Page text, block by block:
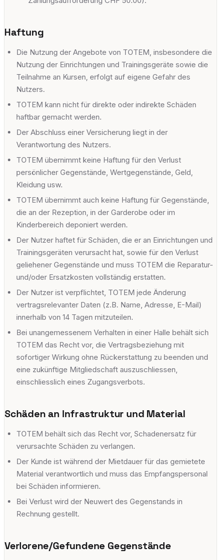
Haftung
Die Nutzung der Angebote von TOTEM, insbesondere die
Nutzung der Einrichtungen und Trainingsgeräte sowie die
Teilnahme an Kursen, erfolgt auf eigene Gefahr des
Nutzers.
TOTEM kann nicht für direkte oder indirekte Schäden
haftbar gemacht werden.
Der Abschluss einer Versicherung liegt in der
Verantwortung des Nutzers.
TOTEM übernimmt keine Haftung für den Verlust
persönlicher Gegenstände, Wertgegenstände, Geld,
Kleidung usw.
TOTEM übernimmt auch keine Haftung für Gegenstände,
die an der Rezeption, in der Garderobe oder im
Kinderbereich deponiert werden.
Der Nutzer haftet für Schäden, die er an Einrichtungen und
Trainingsgeräten verursacht hat, sowie für den Verlust
geliehener Gegenstände und muss TOTEM die Reparatur-
und/oder Ersatzkosten vollständig erstatten.
Der Nutzer ist verpflichtet, TOTEM jede Änderung
vertragsrelevanter Daten (z.B. Name, Adresse, E-Mail)
innerhalb von 14 Tagen mitzuteilen.
Bei unangemessenem Verhalten in einer Halle behält sich
TOTEM das Recht vor, die Vertragsbeziehung mit
sofortiger Wirkung ohne Rückerstattung zu beenden und
eine zukünftige Mitgliedschaft auszuschliessen,
einschliesslich eines Zugangsverbots.
Schäden an Infrastruktur und Material
TOTEM behält sich das Recht vor, Schadenersatz für
verursachte Schäden zu verlangen.
Der Kunde ist während der Mietdauer für das gemietete
Material verantwortlich und muss das Empfangspersonal
bei Schäden informieren.
Bei Verlust wird der Neuwert des Gegenstands in
Rechnung gestellt.
Verlorene/Gefundene Gegenstände